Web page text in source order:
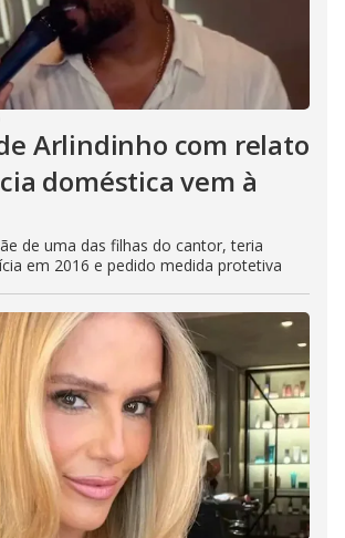
Arlindinho com relato
doméstica vem à
de uma das filhas do cantor, teria
em 2016 e pedido medida protetiva